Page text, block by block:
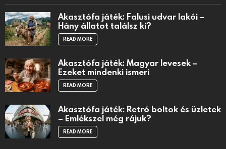
Akasztófa játék: Falusi udvar lakói –
Hány állatot találsz ki?
READ MORE
Akasztófa játék: Magyar levesek –
Ezeket mindenki ismeri
READ MORE
Akasztófa játék: Retró boltok és üzletek
– Emlékszel még rájuk?
READ MORE